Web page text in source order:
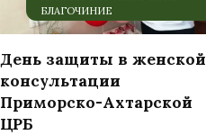
БЛАГОЧИНИЕ
День защиты в женской
консультации
Приморско-Ахтарской
ЦРБ